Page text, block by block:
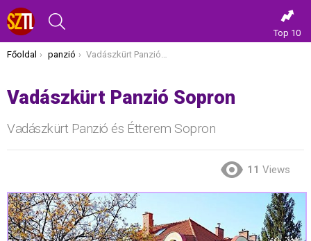
Top 10
Itt vagy most:
Főoldal panzió Vadászkürt Panzió Sopron
Vadászkürt Panzió Sopron
Vadászkürt Panzió és Étterem Sopron
11 Views